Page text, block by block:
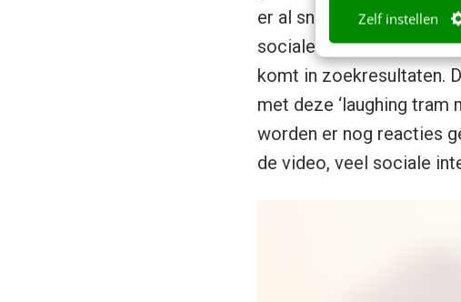
Zelf instellen
er al snel meer krijgen!
sociale interacties: dus
komt in zoekresultaten.
met deze ‘laughing tram
worden er nog reacties
de video, veel sociale